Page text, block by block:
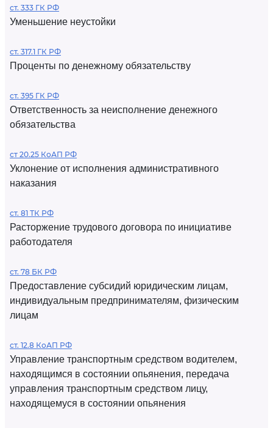
ст. 333 ГК РФ
Уменьшение неустойки
ст. 317.1 ГК РФ
Проценты по денежному обязательству
ст. 395 ГК РФ
Ответственность за неисполнение денежного
обязательства
ст 20.25 КоАП РФ
Уклонение от исполнения административного
наказания
ст. 81 ТК РФ
Расторжение трудового договора по инициативе
работодателя
ст. 78 БК РФ
Предоставление субсидий юридическим лицам,
индивидуальным предпринимателям, физическим
лицам
ст. 12.8 КоАП РФ
Управление транспортным средством водителем,
находящимся в состоянии опьянения, передача
управления транспортным средством лицу,
находящемуся в состоянии опьянения